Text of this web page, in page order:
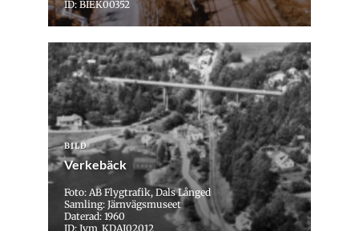
ID: BIEK00352
BILD
Verkebäck
Foto: AB Flygtrafik, Dals Långed
Samling: Järnvägsmuseet
Daterad: 1960
ID: Jvm_KDAJ02012